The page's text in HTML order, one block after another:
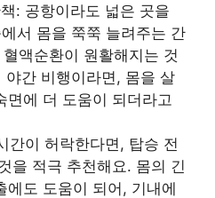
: 공항이라도 넓은 곳을
서 몸을 쭉쭉 늘려주는 간
액순환이 원활해지는 것
간 비행이라면, 몸을 살
면에 더 도움이 되더라고
간이 허락한다면, 탑승 전
을 적극 추천해요. 몸의 긴
에도 도움이 되어, 기내에